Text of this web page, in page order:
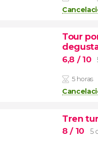
Tour
6,8 / 10
5 horas
Tren
8/ 10 5